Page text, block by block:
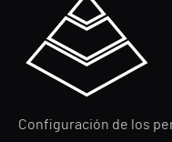
Configuración de los